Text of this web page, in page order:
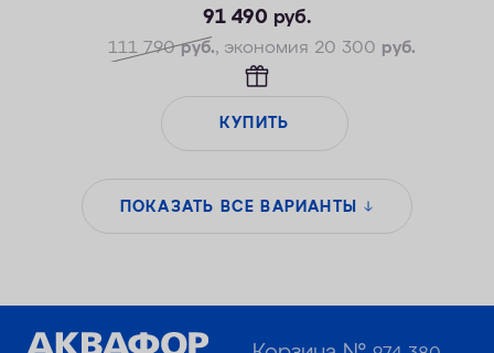
— Максимальная удаляемая жесткость — 34 мг-экв/л
— Максимальная удаляемая концентрация железа — 14 мг/л
— Максимальная удаляемая концентрация растворенного
— Объем воды/соли на регенерацию от 70 литров / 1,4 кг
— Удаляет сероводород до 1 мг/л
91 490 руб.
111 790руб., экономия 20 300 руб.
КУПИТЬ
ПОКАЗАТЬ ВСЕ ВАРИАНТЫ